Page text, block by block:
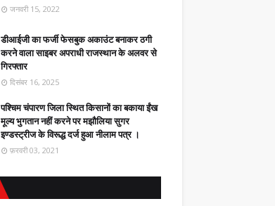
जनवरी 15, 2022
डीआईजी का फर्जी फेसबुक अकाउंट बनाकर ठगी
करने वाला साइबर अपराधी राजस्थान के अलवर से
गिरफ्तार
दिसंबर 16, 2025
पश्चिम चंपारण जिला स्थित किसानों का बकाया ईंख
मूल्य भुगतान नहीं करने पर मझौलिया सुगर
इण्डस्ट्रीज के विरूद्ध दर्ज हुआ नीलाम पत्र ।
फ़रवरी 03, 2021